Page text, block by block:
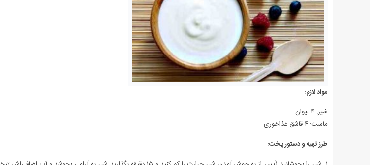
مواد لازم:
شیر: ۴ لیوان
ماست: ۴ قاشق غذاخوری
طرز تهیه و دستور پخت: